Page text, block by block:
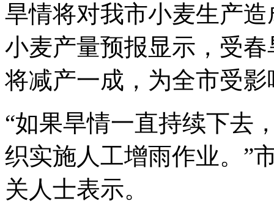
旱情将对我市小麦生产
小麦产量预报显示，受
将减产一成，为全市受
“如果旱情一直持续下去
织实施人工增雨作业。”
关人士表示。